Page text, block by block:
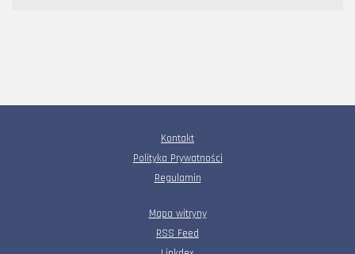
Kontakt
Polityka Prywatności
Regulamin
Mapa witryny
RSS Feed